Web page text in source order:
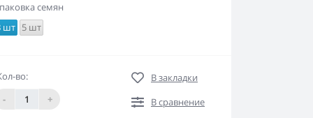
семян
шт 5 шт
во:
-
+
В закладки
В сравнение